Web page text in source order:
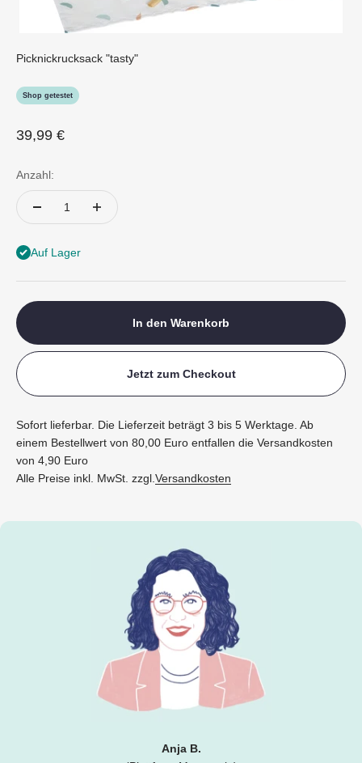
Picknickrucksack "tasty"
Shop getestet
Angebot
39,99 €
Anzahl:
Auf Lager
In den Warenkorb
Jetzt zum Checkout
Sofort lieferbar. Die Lieferzeit beträgt 3 bis 5 Werktage. Ab
einem Bestellwert von 80,00 Euro entfallen die Versandkosten
von 4,90 Euro
Alle Preise inkl. MwSt. zzgl.Versandkosten
Anja B.